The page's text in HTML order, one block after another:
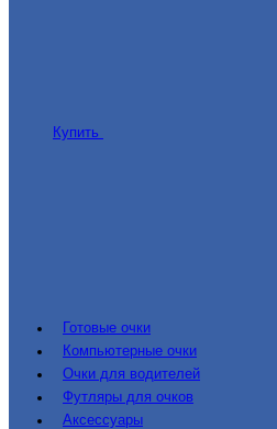
Купить
Готовые очки
Компьютерные очки
Очки для водителей
Футляры для очков
Аксессуары